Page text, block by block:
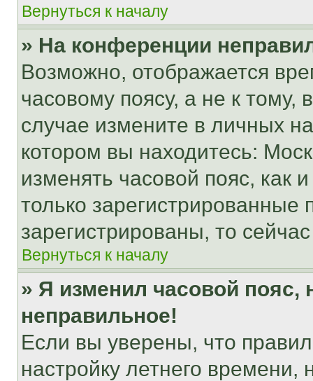
Вернуться к началу
» На конференции
Возможно, отображается
часовому поясу, а не к тому,
случае измените в личных
котором вы находитесь:
изменять часовой пояс, как
только
зарегистрированы, то
Вернуться к началу
» Я изменил часовой пояс,
неправильное!
Если вы уверены, что
настройку летнего